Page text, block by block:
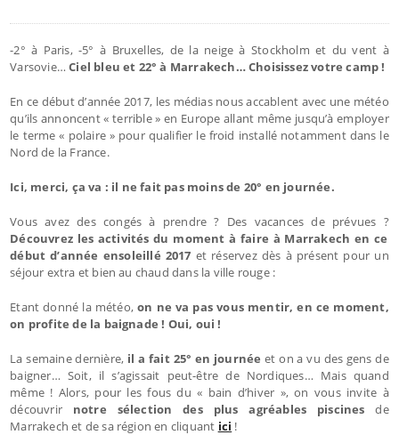
-2° à Paris, -5° à Bruxelles, de la neige à Stockholm et du vent à
Varsovie…Ciel bleu et 22° à Marrakech… Choisissez votre camp !
En ce début d’année 2017, les médias nous accablent avec une météo
qu’ils annoncent « terrible » en Europe allant même jusqu’à employer
le terme « polaire » pour qualifier le froid installé notamment dans le
Nord de la France.
Ici, merci, ça va : il ne fait pas moins de 20° en journée.
Vous avez des congés à prendre ? Des vacances de prévues ?
Découvrez les activités du moment à faire à Marrakech en ce
début d’année ensoleillé 2017 et réservez dès à présent pour un
séjour extra et bien au chaud dans la ville rouge :
Etant donné la météo,on ne va pas vous mentir, en ce moment,
on profite de la baignade ! Oui, oui !
La semaine dernière, il a fait 25° en journée et on a vu des gens de
baigner… Soit, il s’agissait peut-être de Nordiques… Mais quand
même ! Alors, pour les fous du « bain d’hiver », on vous invite à
découvrir notre sélection des plus agréables piscinesde
Marrakech et de sa région en cliquant ici !